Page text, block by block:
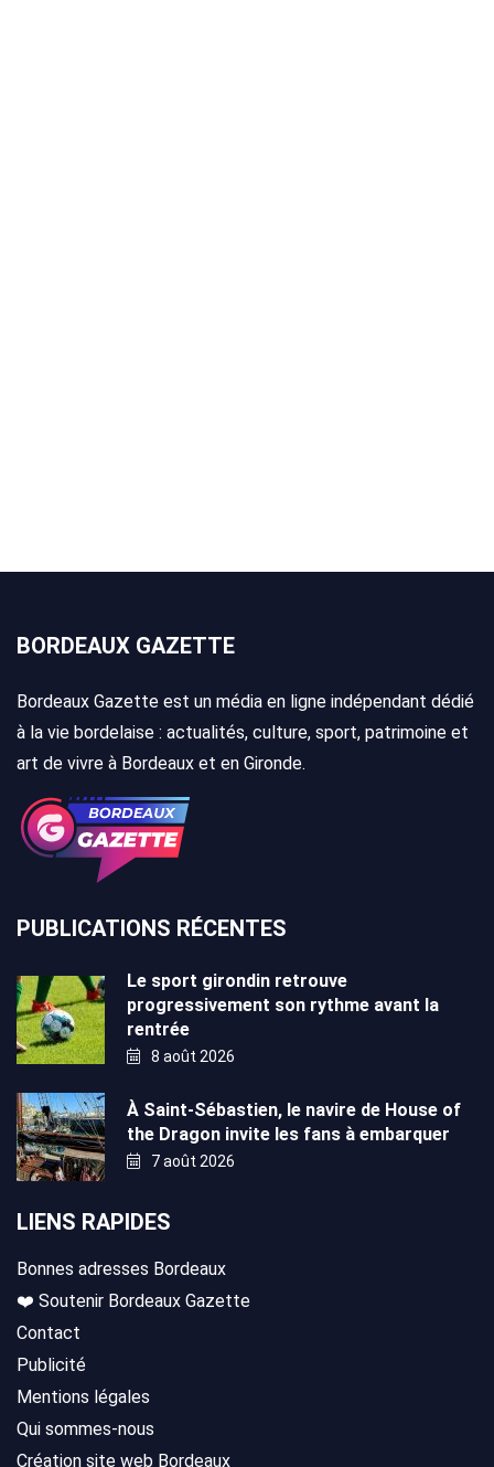
BORDEAUX GAZETTE
Bordeaux Gazette est un média en ligne indépendant dédié
à la vie bordelaise : actualités, culture, sport, patrimoine et
art de vivre à Bordeaux et en Gironde.
PUBLICATIONS RÉCENTES
Le sport girondin retrouve
progressivement son rythme avant la
rentrée
8 août 2026
À Saint-Sébastien, le navire de House of
the Dragon invite les fans à embarquer
7 août 2026
LIENS RAPIDES
Bonnes adresses Bordeaux
❤️ Soutenir Bordeaux Gazette
Contact
Publicité
Mentions légales
Qui sommes-nous
Création site web Bordeaux